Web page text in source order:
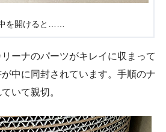
を開けると……
ーナのパーツがキレイに収まって
中に同封されています。手順のナ
いて親切。